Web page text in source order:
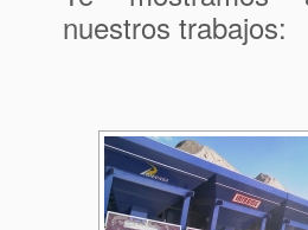
nuestros trabajos: